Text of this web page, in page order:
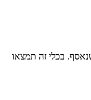
בכלי זה תמצאו